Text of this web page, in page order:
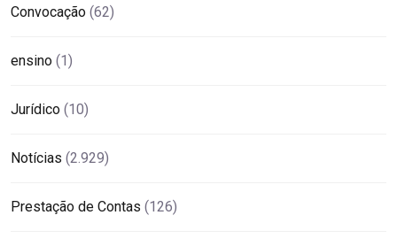
Convocação (62)
ensino (1)
Jurídico (10)
Notícias (2.929)
Prestação de Contas (126)